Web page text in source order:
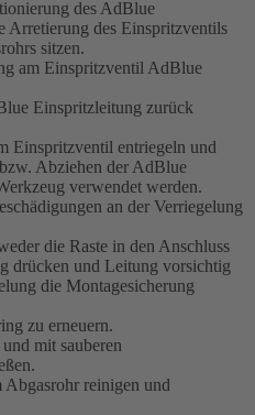
des AdBlue
Arretierung des Einspritzventils
sitzen.
am Einspritzventil AdBlue
Einspritzleitung zurück
Einspritzventil entriegeln und
Abziehen der AdBlue
verwendet werden.
an der Verriegelung
die Raste in den Anschluss
drücken und Leitung vorsichtig
die Montagesicherung
zu erneuern.
mit sauberen
Abgasrohr reinigen und